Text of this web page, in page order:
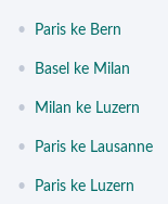
• Paris ke Bern
• Basel ke Milan
• Milan ke Luzern
• Paris ke Lausanne
• Paris ke Luzern